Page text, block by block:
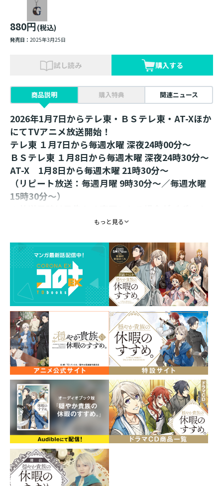
880円(税込)
発売日： 2025年3月25日
試し読み 購入する
商品説明 購入特典 関連ニュース
2026年1月7日からテレ東・ＢＳテレ東・AT-Xほか
にてTVアニメ放送開始！
テレ東 １月7日から毎週水曜 深夜24時00分～
ＢＳテレ東 １月8日から毎週木曜 深夜24時30分～
AT-X 1月8日から毎週木曜 21時30分～
（リピート放送：毎週月曜 9時30分～／毎週水曜
15時30分～）
イニシャルモチーフの、おしゃれで可愛いアクリ
ルキーホルダーが登場！
リゼル、ジル、イレヴン、それぞれのイニシャルをモチ
ーフにしたキーホルダーです。
カバンやポーチに付けて、おしゃれなアクセントに！
サイズ：約55×62mm
素材：アクリル
イラスト：さんど
発売元：TOブックス
もっと見る